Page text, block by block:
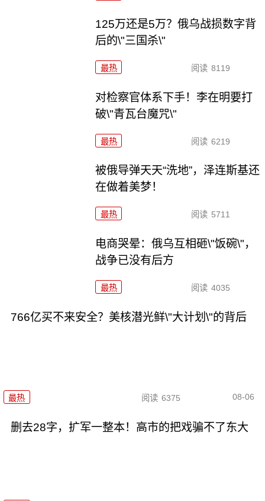
125万还是5万？俄乌战损数字背
后的\"三国杀\"
最热 阅读 8119
对检察官体系下手！李在明要打
破\"青瓦台魔咒\"
最热 阅读 6219
被俄导弹天天“洗地”，泽连斯基还
在做着美梦！
最热 阅读 5711
电商哭晕：俄乌互相砸\"饭碗\"，
战争已没有后方
最热 阅读 4035
766亿买不来安全？美核潜光鲜\"大计划\"的背后
最热 阅读 6375 08-06
删去28字，扩军一整本！高市的把戏骗不了东大